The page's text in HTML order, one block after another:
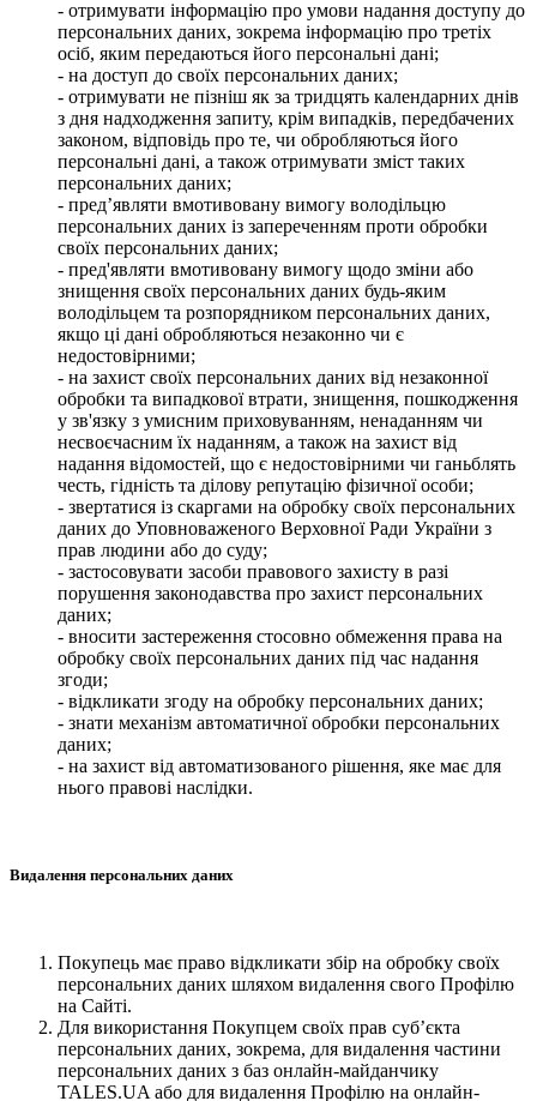
- отримувати інформацію про умови надання доступу до
персональних даних, зокрема інформацію про третіх
осіб, яким передаються його персональні дані;
- на доступ до своїх персональних даних;
- отримувати не пізніш як за тридцять календарних днів
з дня надходження запиту, крім випадків, передбачених
законом, відповідь про те, чи обробляються його
персональні дані, а також отримувати зміст таких
персональних даних;
- пред’являти вмотивовану вимогу володільцю
персональних даних із запереченням проти обробки
своїх персональних даних;
- пред'являти вмотивовану вимогу щодо зміни або
знищення своїх персональних даних будь-яким
володільцем та розпорядником персональних даних,
якщо ці дані обробляються незаконно чи є
недостовірними;
- на захист своїх персональних даних від незаконної
обробки та випадкової втрати, знищення, пошкодження
у зв'язку з умисним приховуванням, ненаданням чи
несвоєчасним їх наданням, а також на захист від
надання відомостей, що є недостовірними чи ганьблять
честь, гідність та ділову репутацію фізичної особи;
- звертатися із скаргами на обробку своїх персональних
даних до Уповноваженого Верховної Ради України з
прав людини або до суду;
- застосовувати засоби правового захисту в разі
порушення законодавства про захист персональних
даних;
- вносити застереження стосовно обмеження права на
обробку своїх персональних даних під час надання
згоди;
- відкликати згоду на обробку персональних даних;
- знати механізм автоматичної обробки персональних
даних;
- на захист від автоматизованого рішення, яке має для
нього правові наслідки.
Видалення персональних даних
Покупець має право відкликати збір на обробку своїх
персональних даних шляхом видалення свого Профілю
на Сайті.
Для використання Покупцем своїх прав суб’єкта
персональних даних, зокрема, для видалення частини
персональних даних з баз онлайн-майданчику
TALES.UA або для видалення Профілю на онлайн-